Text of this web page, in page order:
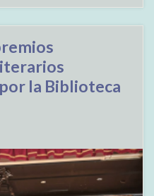
la Biblioteca